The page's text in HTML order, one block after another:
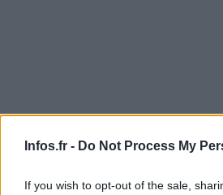
Infos.fr - Do Not Process My
If you wish to opt-out of the sale,